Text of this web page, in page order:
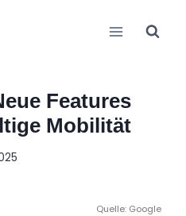
Features
Mobilität
Quelle: Google